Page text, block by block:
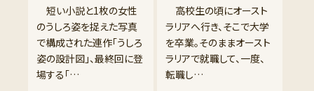
短い小説と1枚の女性
のうしろ姿を捉えた写真
で構成された連作「うしろ
姿の設計図」、最終回に登
場する「…
高校生の頃にオースト
ラリアへ行き、そこで大学
を卒業。そのままオースト
ラリアで就職して、一度、
転職し…